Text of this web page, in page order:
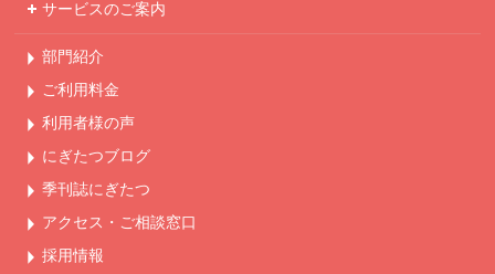
サービスのご案内
部門紹介
ご利用料金
利用者様の声
にぎたつブログ
季刊誌にぎたつ
アクセス・ご相談窓口
採用情報